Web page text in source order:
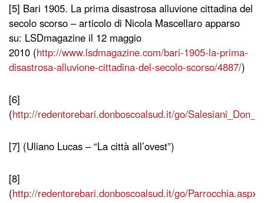
[5] Bari 1905. La prima disastrosa alluvione cittadina del
secolo scorso – articolo di Nicola Mascellaro apparso
su: LSDmagazine il 12 maggio
2010 (http://www.lsdmagazine.com/bari-1905-la-prima-
disastrosa-alluvione-cittadina-del-secolo-scorso/4887/)
[6]
(http://redentorebari.donboscoalsud.it/go/
[7] (Uliano Lucas – “La città all’ovest”)
[8]
(http://redentorebari.donboscoalsud.it/go/Parrocchia.aspx